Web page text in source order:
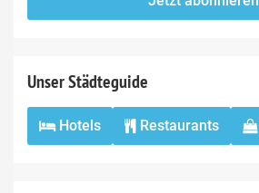
Unser Städteguide
Hotels Restaurants